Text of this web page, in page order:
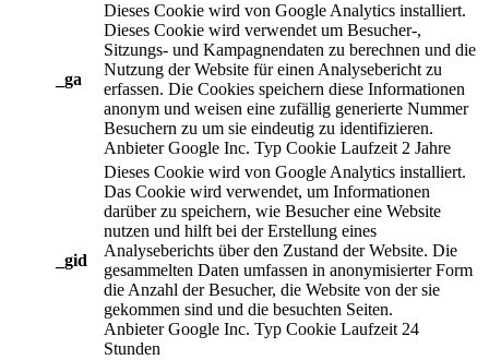
_ga
Dieses Cookie wird von Google Analytics installiert.
Dieses Cookie wird verwendet um Besucher-,
Sitzungs- und Kampagnendaten zu berechnen und die
Nutzung der Website für einen Analysebericht zu
erfassen. Die Cookies speichern diese Informationen
anonym und weisen eine zufällig generierte Nummer
Besuchern zu um sie eindeutig zu identifizieren.
Anbieter Google Inc. Typ Cookie Laufzeit 2 Jahre
_gid
Dieses Cookie wird von Google Analytics installiert.
Das Cookie wird verwendet, um Informationen
darüber zu speichern, wie Besucher eine Website
nutzen und hilft bei der Erstellung eines
Analyseberichts über den Zustand der Website. Die
gesammelten Daten umfassen in anonymisierter Form
die Anzahl der Besucher, die Website von der sie
gekommen sind und die besuchten Seiten.
Anbieter Google Inc. Typ Cookie Laufzeit 24
Stunden